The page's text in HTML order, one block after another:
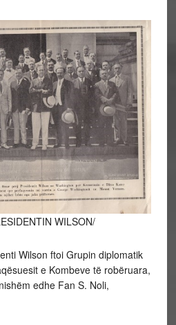
WILSON/
Wilson ftoi Grupin diplomatik
e Kombeve të robëruara,
edhe Fan S. Noli,